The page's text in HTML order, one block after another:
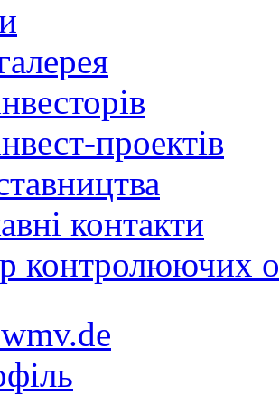
проектів
контакти
контролюючих